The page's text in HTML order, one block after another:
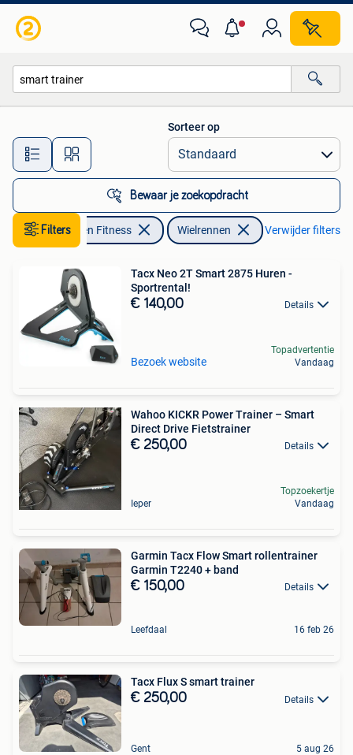
Alle afstanden…
Sorteer op
Bewaar je zoekopdracht
Filters
Sport en Fitness Wielrennen Verwijder filters
Tacx Neo 2T Smart 2875 Huren -
Sportrental!
€ 140,00 Details
Bezoek website
Topadvertentie
Vandaag
Wahoo KICKR Power Trainer – Smart
Direct Drive Fietstrainer
€ 250,00 Details
Ieper
Topzoekertje
Vandaag
Garmin Tacx Flow Smart rollentrainer
Garmin T2240 + band
€ 150,00 Details
Leefdaal 16 feb 26
Tacx Flux S smart trainer
€ 250,00 Details
Gent 5 aug 26